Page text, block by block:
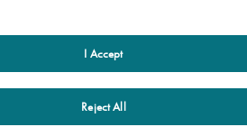
I Accept
Reject All